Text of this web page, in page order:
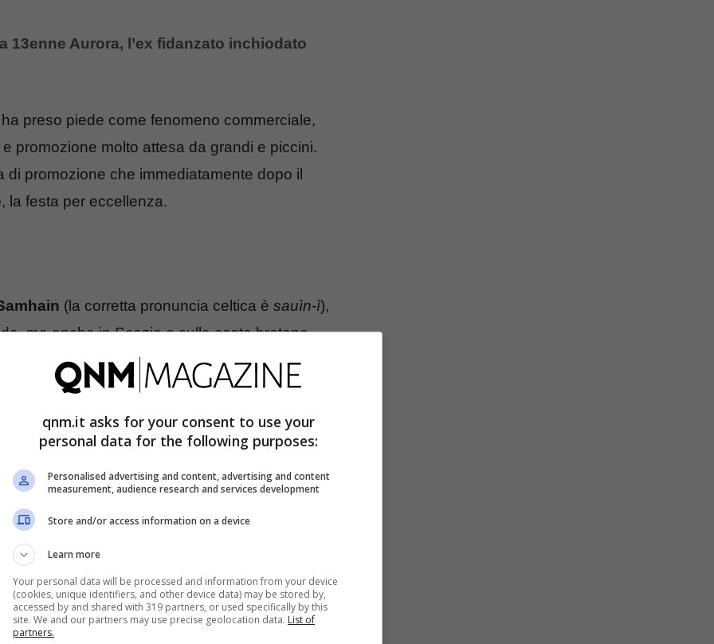
13enne Aurora, l’ex fidanzato inchiodato
ha preso piede come fenomeno commerciale,
promozione molto attesa da grandi e piccini.
promozione che immediatamente dopo il
, la festa per eccellenza.
(la corretta pronuncia celtica è sauìn-ì),
ma anche in Scozia e sulla costa bretone
stagione del raccolto e l’inizio dell’inverno,
degli spiriti. In realtà i celti chiamavano gli
sulla famiglia, proteggendone soprattutto i
udienza fiume per Filippo Turetta che
il confine tra il mondo dei vivi e quello dei
di vagare sulla terra. Per allontanare gli spiriti
officiavano riti propiziatori. Ma a tornare
qnm.it asks for your consent to use your
personal data for the following purposes:
Personalised advertising and content, advertising and content
measurement, audience research and services development
Store and/or access information on a device
Learn more
Your personal data will be processed and information from your device
(cookies, unique identifiers, and other device data) may be stored by,
accessed by and shared with 319 partners, or used specifically by this
site. We and our partners may use precise geolocation data. List of
partners.